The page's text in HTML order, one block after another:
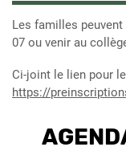
Les familles
07 ou venir au
Ci-joint le lien pour
https://